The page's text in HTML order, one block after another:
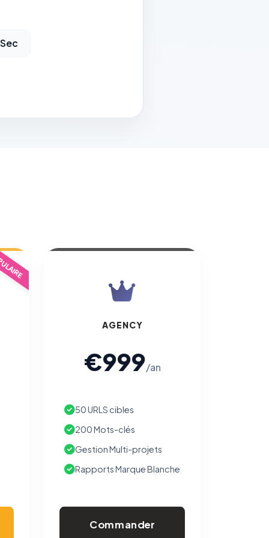
AGENCY
€999/an
50 URLS cibles
200 Mots-clés
Gestion Multi-projets
Rapports Marque Blanche
Commander